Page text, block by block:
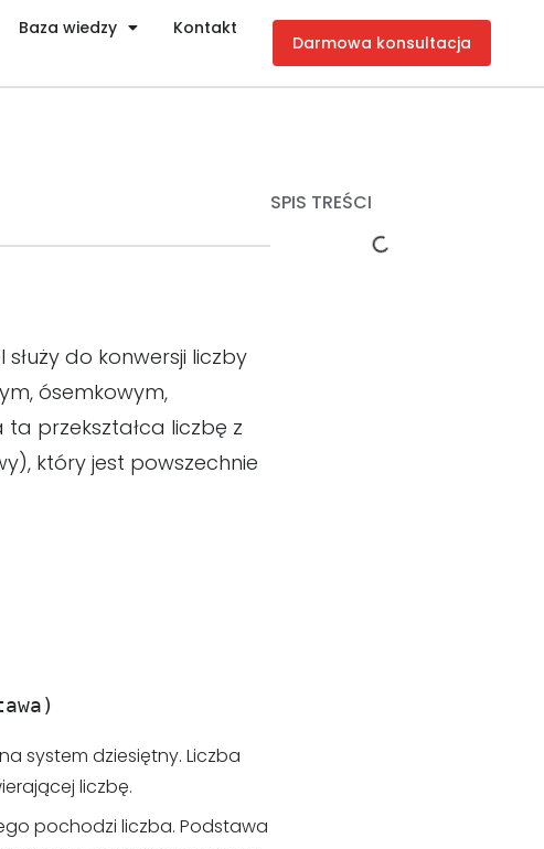
Baza wiedzy Kontakt
Darmowa konsultacja
służy do konwersji liczby
ósemkowym,
ta przekształca liczbę z
który jest powszechnie
system dziesiętny. Liczba
liczbę.
pochodzi liczba. Podstawa
SPIS TREŚCI